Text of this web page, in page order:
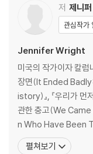
소아마비: 공동체, 지도
에필로그: 과거로부터 배
미 주
참고문헌
감사의 글
옮긴이의 글
저 제니
관심작가
Jennifer Wright
미국의 작가이자 칼럼
장면(It Ended
istory)』, 『우리가 먼
관한 충고(We
n Who Have Been
싱턴 포스트』, 『뉴욕
펼쳐보기